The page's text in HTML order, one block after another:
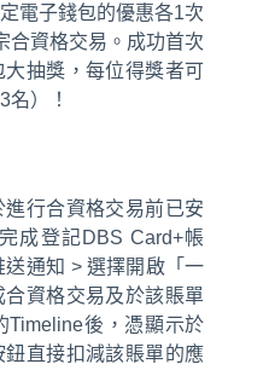
電子錢包的優惠各1次
合資格交易。成功首次
抽獎，每位得獎者可
）！
行合資格交易前已安
成登記DBS Card+帳
通知 > 選擇開啟「一
資格交易及於該賬單
Timeline後，憑顯示於
直接扣減該賬單的應